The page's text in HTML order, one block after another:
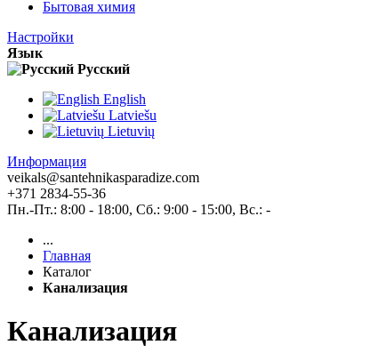
Бытовая химия
Настройки
Язык
Pусский
English
Latviešu
Lietuvių
Информация
veikals@santehnikasparadize.com
+371 2834-55-36
Пн.-Пт.: 8:00 - 18:00, Сб.: 9:00 - 15:00, Вс.: -
...
Главная
Каталог
Канализация
Канализация